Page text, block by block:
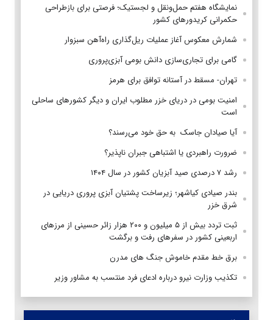
نمایشگاه هفتم حمل‌ونقل و لجستیک؛ فرصتی برای بازطراحی
حکمرانی کریدورهای کشور
شمارش معکوس آغاز عملیات ریل‌گذاری راه‌آهن سبزوار
گامی برای تجاری‌سازی دانش بومی آبزی‌پروری
تهران- مسقط در آستانه توافق برای هرمز
امنیت بومی در دریای خزر مطلوب ایران و دیگر کشورهای ساحلی
است
آیا صیادان جاسک به حق خود می‌رسند؟
ضرورت راهبردی یا اشتباهی جبران ناپذیر؟
رشد ۷ درصدی صید آبزیان کشور در سال ۱۴۰۴
بندر صیادی کیاشهر؛ زیرساخت پشتیان آبزی پروری دریایی در
شرق خزر
ثبت تردد بیش از ۵ میلیون و ۲۰۰ هزار زائر حسینی از مرزهای
اربعینی کشور در سفرهای رفت و برگشت
برق خط مقدم خاموش جنگ های مدرن
تکذیب وزارت نیرو درباره ادعای فرد منتسب به مشاور وزیر